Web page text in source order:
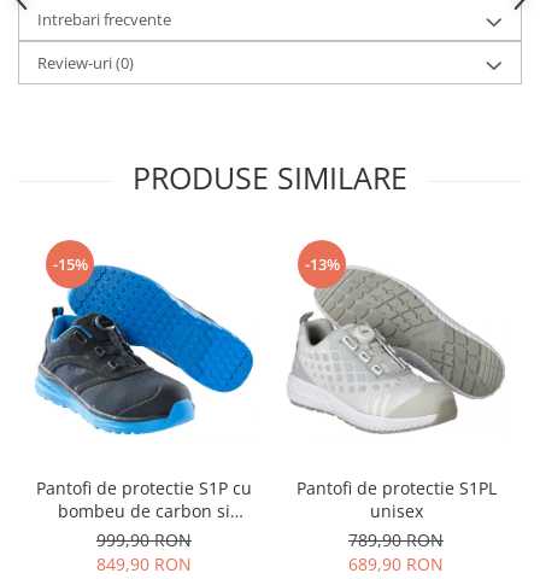
Bluze & Pulovere
Camasi
Pantaloni
Reflectorizante
Incaltaminte
Incaltaminte de lucru si protectie
Incaltaminte de oras si munte
Echipamente medicale
Manusi de protectie
Casti de protectie
Ochelari de protectie si viziere
Intrebari frecvente
Review-uri(0)
PRODUSE SIMILARE
-15%
Pantofi de protectie S1P cu
bombeu de carbon si
inchidere BOAÂ® Fit
999,90 RON
849,90 RON
-13%
Pantofi de protectie S1PL
unisex
789,90 RON
689,90 RON